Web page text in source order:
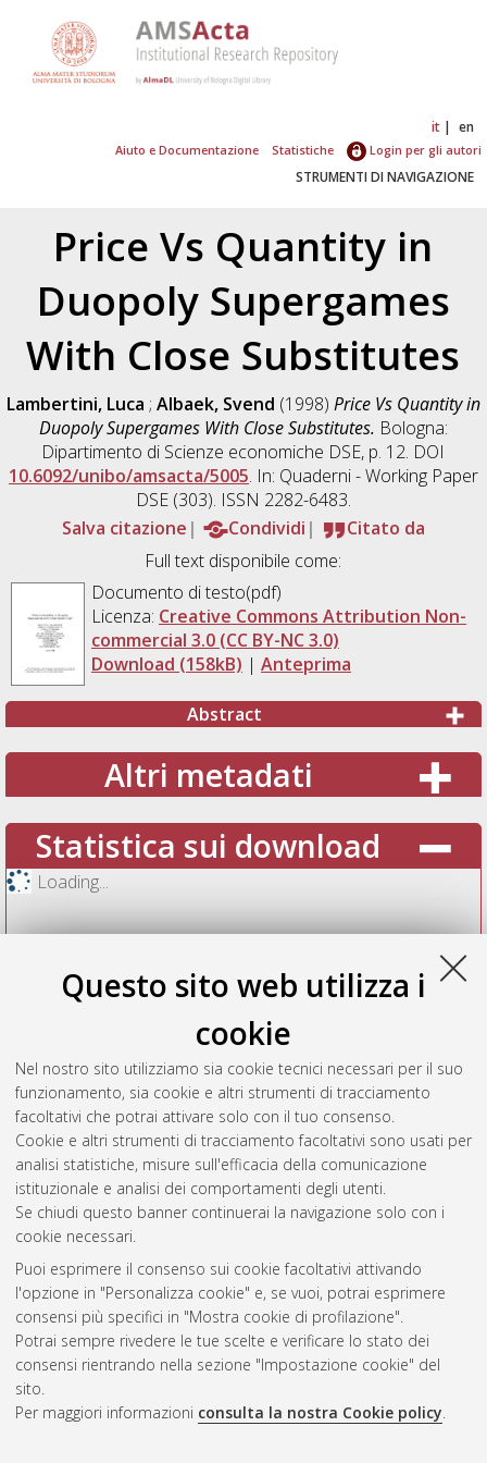
Questo sito web utilizza i
cookie
Nel nostro sito utilizziamo sia cookie tecnici necessari per il suo
funzionamento, sia cookie e altri strumenti di tracciamento
facoltativi che potrai attivare solo con il tuo consenso.
Cookie e altri strumenti di tracciamento facoltativi sono usati per
analisi statistiche, misure sull'efficacia della comunicazione
istituzionale e analisi dei comportamenti degli utenti.
Se chiudi questo banner continuerai la navigazione solo con i
cookie necessari.
Puoi esprimere il consenso sui cookie facoltativi attivando
l'opzione in "Personalizza cookie" e, se vuoi, potrai esprimere
consensi più specifici in "Mostra cookie di profilazione".
Potrai sempre rivedere le tue scelte e verificare lo stato dei
consensi rientrando nella sezione "Impostazione cookie" del
sito.
Per maggiori informazioni consulta la nostra Cookie policy.
it en
Aiuto e Documentazione Statistiche Login per gli autori
STRUMENTI DI NAVIGAZIONE
Price Vs Quantity in
Duopoly Supergames
With Close Substitutes
Lambertini, Luca ; Albaek, Svend (1998) Price Vs Quantity in
Duopoly Supergames With Close Substitutes. Bologna:
Dipartimento di Scienze economiche DSE, p. 12. DOI
10.6092/unibo/amsacta/5005. In: Quaderni - Working Paper
DSE (303). ISSN 2282-6483.
Salva citazione
Condividi
Citato da
Full text disponibile come:
Documento di testo(pdf)
Licenza: Creative Commons Attribution Non-
commercial 3.0 (CC BY-NC 3.0)
Download (158kB) | Anteprima
Abstract
Altri metadati
Statistica sui download
Loading...
Vedi altre statistiche
Gestione del documento:
Atom
Rss
AMS Acta
ISSN: 2038-7954
re3data.org -
doi.org/10.17616/R3P19R
Servizio implementato e
Impostazioni Cookie